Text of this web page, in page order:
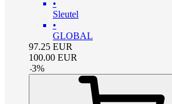
•
Sleutel
•
GLOBAL
97.25 EUR
100.00 EUR
-3%